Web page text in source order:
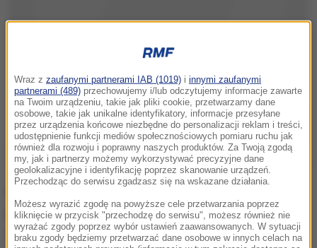
przedstawiciel Frontu Ludowego. Przedstawiciele
dwóch pozostałych ugrupowań nie wypowiedzieli się
Wraz z zaufanymi partnerami IAB (1019) i innymi zaufanymi
partnerami (489) przechowujemy i/lub odczytujemy informacje zawarte
na Twoim urządzeniu, takie jak pliki cookie, przetwarzamy dane
osobowe, takie jak unikalne identyfikatory, informacje przesyłane
przez urządzenia końcowe niezbędne do personalizacji reklam i treści,
udostępnienie funkcji mediów społecznościowych pomiaru ruchu jak
również dla rozwoju i poprawny naszych produktów. Za Twoją zgodą
my, jak i partnerzy możemy wykorzystywać precyzyjne dane
geolokalizacyjne i identyfikację poprzez skanowanie urządzeń.
Przechodząc do serwisu zgadzasz się na wskazane działania.
Możesz wyrazić zgodę na powyższe cele przetwarzania poprzez
kliknięcie w przycisk "przechodzę do serwisu", możesz również nie
wyrażać zgody poprzez wybór ustawień zaawansowanych. W sytuacji
braku zgody będziemy przetwarzać dane osobowe w innych celach na